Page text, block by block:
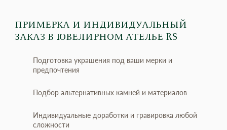
ПРИМЕРКА И ИНДИВИДУАЛЬНЫЙ
ЗАКАЗ В ЮВЕЛИРНОМ АТЕЛЬЕ RS
Подготовка украшения под ваши мерки и
предпочтения
Подбор альтернативных камней и материалов
Индивидуальные доработки и гравировка любой
сложности